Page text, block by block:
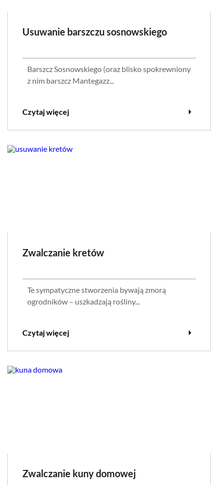
Usuwanie barszczu sosnowskiego
Barszcz Sosnowskiego (oraz blisko spokrewniony
z nim barszcz Mantegazz...
Czytaj więcej arrow_right
Zwalczanie kretów
Te sympatyczne stworzenia bywają zmorą
ogrodników – uszkadzają rośliny...
Czytaj więcej arrow_right
Zwalczanie kuny domowej